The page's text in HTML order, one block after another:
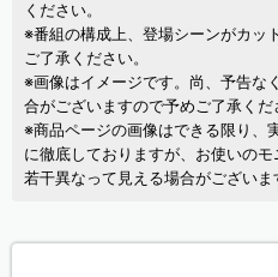
ください。
※番組の構成上、登場シーンがカッ
ご了承ください。
※画像はイメージです。尚、予告な
合がございますので予めご了承くだ
※商品ページの画像はできる限り、
に徹底しておりますが、お使いの
若干異なって見える場合がございま